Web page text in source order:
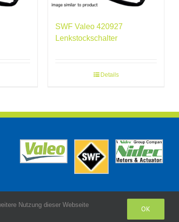
SWF Valeo 420927
Lenkstockschalter
Details
Nutzung dieser Webseite
OK